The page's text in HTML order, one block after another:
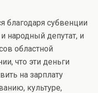
благодаря субвенции
народный депутат, и
областной
что эти деньги
на зарплату
культуре,